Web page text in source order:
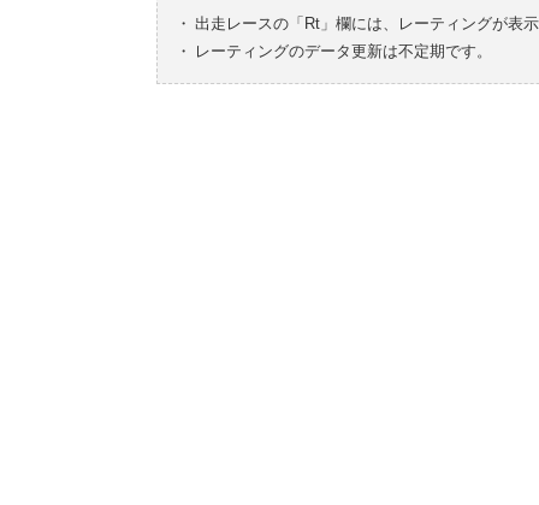
・ 出走レースの「Rt」欄には、レーティングが表
・
レーティングのデータ更新は不定期です。